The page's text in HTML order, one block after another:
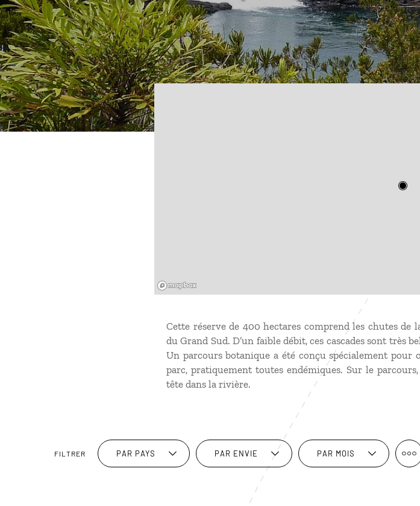
Cette réserve de 400 hectares comprend les chutes de
du Grand Sud. D’un faible débit, ces cascades sont très
Un parcours botanique a été conçu spécialement pour
parc, pratiquement toutes endémiques. Sur le
tête dans la rivière.
FILTRER PAR PAYS PAR ENVIE PAR MOIS